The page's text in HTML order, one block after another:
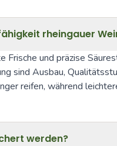
rheingauer
und präzise
sind Ausbau,
reifen, während
werden?